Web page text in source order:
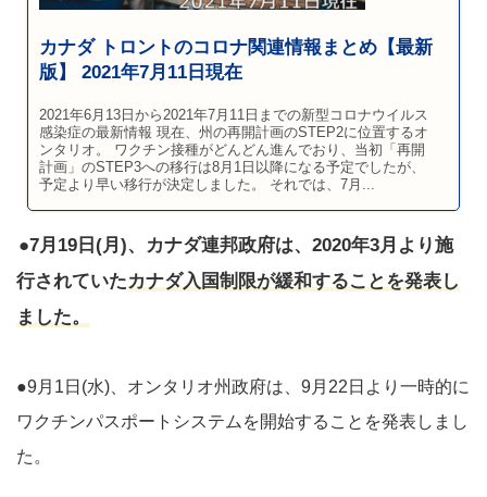
カナダ トロントのコロナ関連情報まとめ【最新
版】 2021年7月11日現在
2021年6月13日から2021年7月11日までの新型コロナウイルス
感染症の最新情報 現在、州の再開計画のSTEP2に位置するオ
ンタリオ。 ワクチン接種がどんどん進んでおり、当初「再開
計画」のSTEP3への移行は8月1日以降になる予定でしたが、
予定より早い移行が決定しました。 それでは、7月...
●7月19日(月)、カナダ連邦政府は、2020年3月より施
行されていたカナダ入国制限が緩和することを発表し
ました。
●9月1日(水)、オンタリオ州政府は、9月22日より一時的に
ワクチンパスポートシステムを開始することを発表しまし
た。